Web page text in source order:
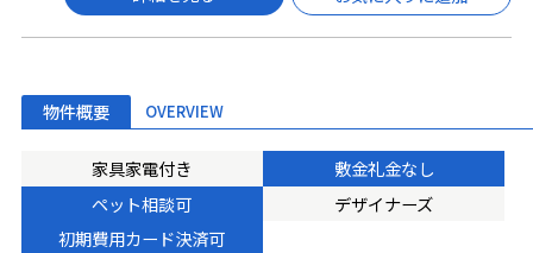
物件概要 OVERVIEW
家具家電付き
敷金礼金なし
ペット相談可
デザイナーズ
初期費用カード決済可